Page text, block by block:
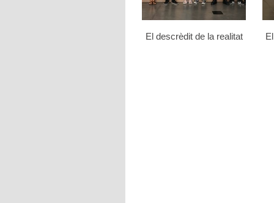
El descrèdit de la realitat